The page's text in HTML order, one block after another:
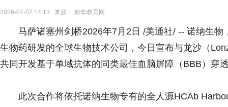
2026-07-02 14:13 来源： 新华教育网
马萨诸塞州剑桥2026年7月2日 /美通社/ -- 诺纳生物
生物药研发的全球生物技术公司，今日宣布与龙沙（
共同开发基于单域抗体的同类最佳血脑屏障（BBB）穿
此次合作将依托诺纳生物专有的全人源HCAb